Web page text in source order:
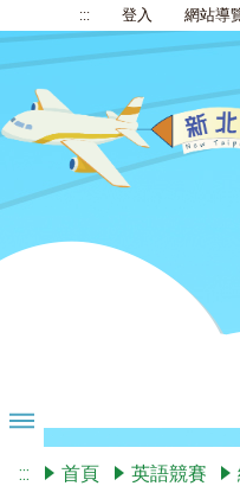
::: 登入 網站導
::: 首頁 英語競賽